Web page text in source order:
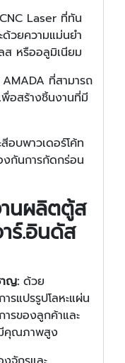
Laser ที่ทัน
ด้วยความแม่นยำ
ส หรืออลูมิเนียม
AMADA ที่สามารถ
อสร้างชิ้นงานที่มี
อบพาวเดอร์โค้ท
งกันการกัดกร่อน
านผลิตตู้ส
ร์.อินดัส
าญ: ด้วย
รแปรรูปโลหะแผ่น
ารของลูกค้าและ
คุณภาพสูง